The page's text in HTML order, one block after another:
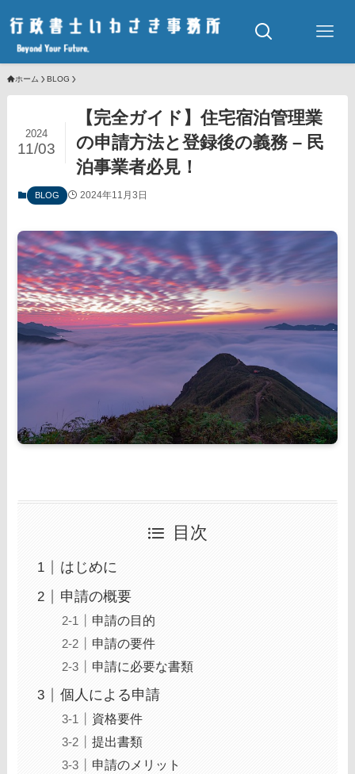
ホーム BLOG
【完全ガイド】住宅宿泊管理業
の申請方法と登録後の義務 – 民
泊事業者必見！
2024
11/03
BLOG 2024年11月3日
目次
はじめに
申請の概要
申請の目的
申請の要件
申請に必要な書類
個人による申請
資格要件
提出書類
申請のメリット